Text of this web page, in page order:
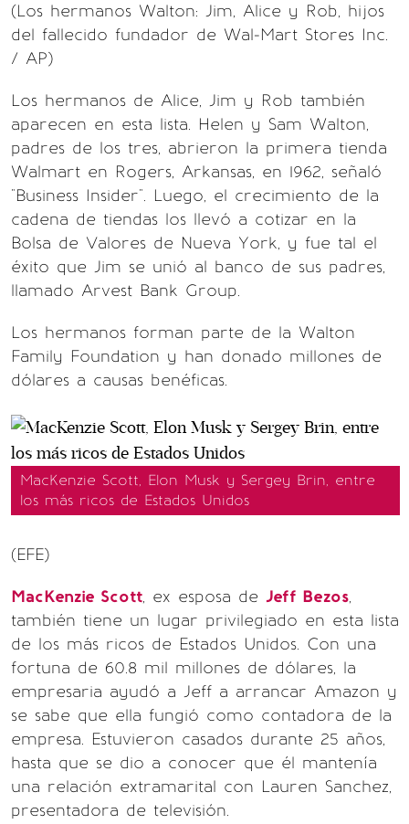
(Los hermanos Walton: Jim, Alice y Rob, hijos
del fallecido fundador de Wal-Mart Stores Inc.
/ AP)
Los hermanos de Alice, Jim y Rob también
aparecen en esta lista. Helen y Sam Walton,
padres de los tres, abrieron la primera tienda
Walmart en Rogers, Arkansas, en 1962, señaló
"Business Insider". Luego, el crecimiento de la
cadena de tiendas los llevó a cotizar en la
Bolsa de Valores de Nueva York, y fue tal el
éxito que Jim se unió al banco de sus padres,
llamado Arvest Bank Group.
Los hermanos forman parte de la Walton
Family Foundation y han donado millones de
dólares a causas benéficas.
MacKenzie Scott, Elon Musk y Sergey Brin, entre
los más ricos de Estados Unidos
(EFE)
MacKenzie Scott, ex esposa de Jeff Bezos,
también tiene un lugar privilegiado en esta lista
de los más ricos de Estados Unidos. Con una
fortuna de 60.8 mil millones de dólares, la
empresaria ayudó a Jeff a arrancar Amazon y
se sabe que ella fungió como contadora de la
empresa. Estuvieron casados durante 25 años,
hasta que se dio a conocer que él mantenía
una relación extramarital con Lauren Sanchez,
presentadora de televisión.